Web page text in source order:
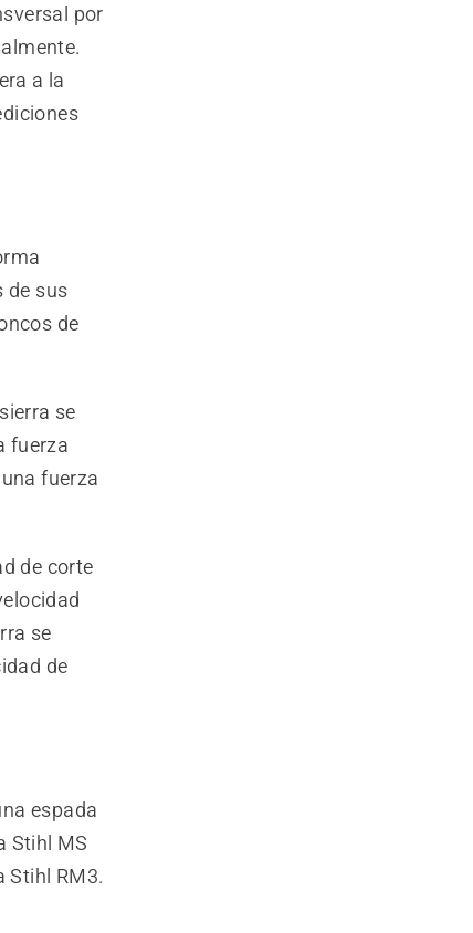
por
a la
de sus
de
se
fuerza
fuerza
de corte
se
de
espada
Stihl MS
Stihl RM3.